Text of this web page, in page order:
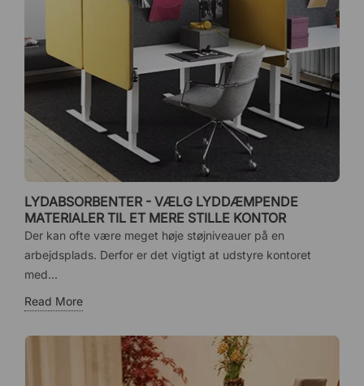
LYDABSORBENTER - VÆLG LYDDÆMPENDE
MATERIALER TIL ET MERE STILLE KONTOR
Der kan ofte være meget høje støjniveauer på en
arbejdsplads. Derfor er det vigtigt at udstyre kontoret
med...
Read More